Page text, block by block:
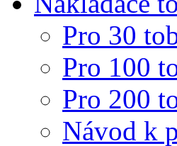
Pro 30
Pro 100
Pro 200
Návod k